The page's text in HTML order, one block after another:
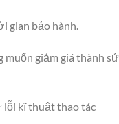
gian bảo hành.
muốn giảm giá thành
lỗi kĩ thuật thao tác